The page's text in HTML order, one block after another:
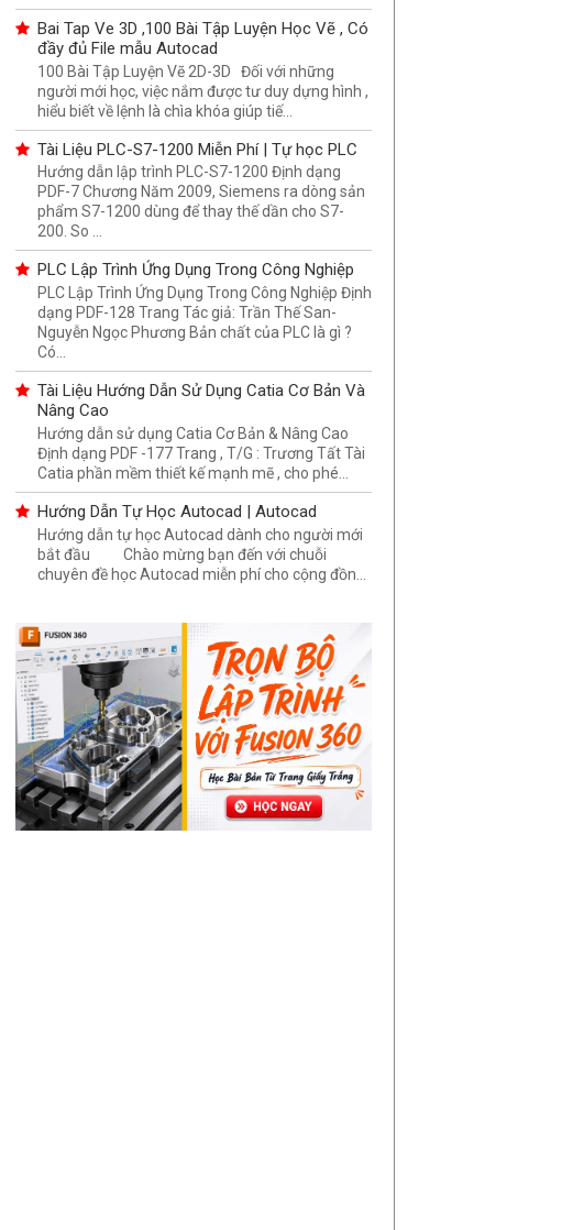
Bai Tap Ve 3D ,100 Bài Tập Luyện Học Vẽ , Có
đầy đủ File mẫu Autocad
100 Bài Tập Luyện Vẽ 2D-3D Đối với những
người mới học, việc nắm được tư duy dựng hình ,
hiểu biết về lệnh là chìa khóa giúp tiế...
Tài Liệu PLC-S7-1200 Miễn Phí | Tự học PLC
Hướng dẫn lập trình PLC-S7-1200 Định dạng
PDF-7 Chương Năm 2009, Siemens ra dòng sản
phẩm S7-1200 dùng để thay thế dần cho S7-
200. So ...
PLC Lập Trình Ứng Dụng Trong Công Nghiệp
PLC Lập Trình Ứng Dụng Trong Công Nghiệp Định
dạng PDF-128 Trang Tác giả: Trần Thế San-
Nguyễn Ngọc Phương Bản chất của PLC là gì ?
Có...
Tài Liệu Hướng Dẫn Sử Dụng Catia Cơ Bản Và
Nâng Cao
Hướng dẫn sử dụng Catia Cơ Bản & Nâng Cao
Định dạng PDF -177 Trang , T/G : Trương Tất Tài
Catia phần mềm thiết kế mạnh mẽ , cho phé...
Hướng Dẫn Tự Học Autocad | Autocad
Hướng dẫn tự học Autocad dành cho người mới
bắt đầu Chào mừng bạn đến với chuỗi
chuyên đề học Autocad miễn phí cho cộng đồn...